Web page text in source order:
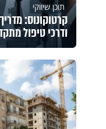
תוכן שיווקי
קרטוקונוס:
ודרכי טיפול